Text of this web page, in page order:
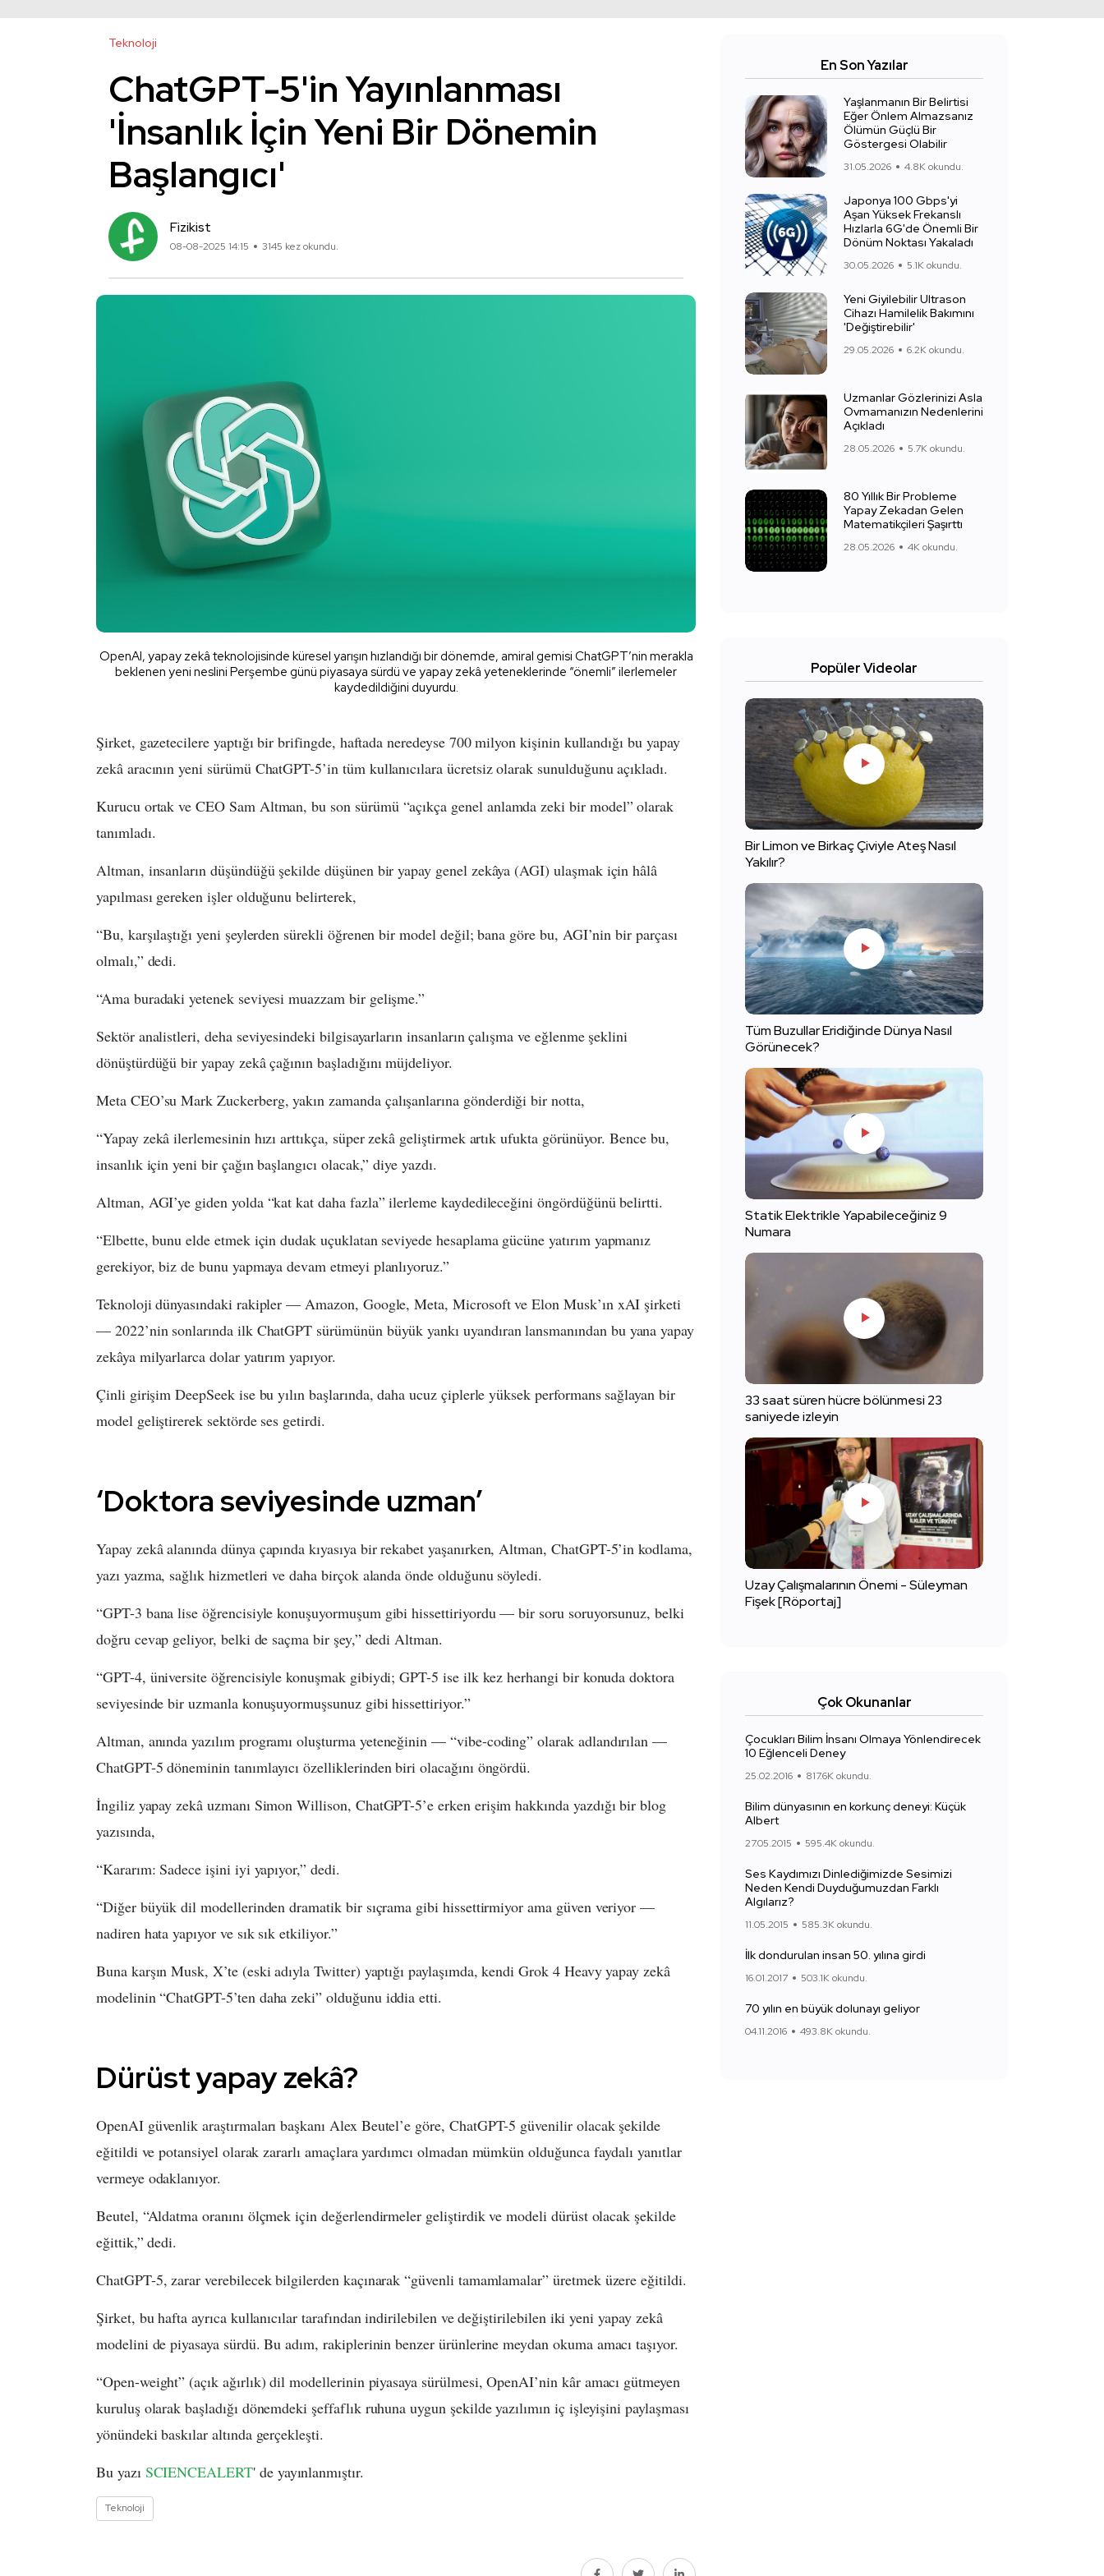
Teknoloji
ChatGPT-5'in Yayınlanması
'İnsanlık İçin Yeni Bir Dönemin
Başlangıcı'
Fizikist
08-08-2025 14:15 3145 kez okundu.
OpenAI, yapay zekâ teknolojisinde küresel yarışın hızlandığı bir dönemde, amiral gemisi ChatGPT’nin merakla
beklenen yeni neslini Perşembe günü piyasaya sürdü ve yapay zekâ yeteneklerinde “önemli” ilerlemeler
kaydedildiğini duyurdu.
Şirket, gazetecilere yaptığı bir brifingde, haftada neredeyse 700 milyon kişinin kullandığı bu yapay
zekâ aracının yeni sürümü ChatGPT-5’in tüm kullanıcılara ücretsiz olarak sunulduğunu açıkladı.
Kurucu ortak ve CEO Sam Altman, bu son sürümü “açıkça genel anlamda zeki bir model” olarak
tanımladı.
Altman, insanların düşündüğü şekilde düşünen bir yapay genel zekâya (AGI) ulaşmak için hâlâ
yapılması gereken işler olduğunu belirterek,
“Bu, karşılaştığı yeni şeylerden sürekli öğrenen bir model değil; bana göre bu, AGI’nin bir parçası
olmalı,” dedi.
“Ama buradaki yetenek seviyesi muazzam bir gelişme.”
Sektör analistleri, deha seviyesindeki bilgisayarların insanların çalışma ve eğlenme şeklini
dönüştürdüğü bir yapay zekâ çağının başladığını müjdeliyor.
Meta CEO’su Mark Zuckerberg, yakın zamanda çalışanlarına gönderdiği bir notta,
“Yapay zekâ ilerlemesinin hızı arttıkça, süper zekâ geliştirmek artık ufukta görünüyor. Bence bu,
insanlık için yeni bir çağın başlangıcı olacak,” diye yazdı.
Altman, AGI’ye giden yolda “kat kat daha fazla” ilerleme kaydedileceğini öngördüğünü belirtti.
“Elbette, bunu elde etmek için dudak uçuklatan seviyede hesaplama gücüne yatırım yapmanız
gerekiyor, biz de bunu yapmaya devam etmeyi planlıyoruz.”
Teknoloji dünyasındaki rakipler — Amazon, Google, Meta, Microsoft ve Elon Musk’ın xAI şirketi
— 2022’nin sonlarında ilk ChatGPT sürümünün büyük yankı uyandıran lansmanından bu yana yapay
zekâya milyarlarca dolar yatırım yapıyor.
Çinli girişim DeepSeek ise bu yılın başlarında, daha ucuz çiplerle yüksek performans sağlayan bir
model geliştirerek sektörde ses getirdi.
‘Doktora seviyesinde uzman’
Yapay zekâ alanında dünya çapında kıyasıya bir rekabet yaşanırken, Altman, ChatGPT-5’in kodlama,
yazı yazma, sağlık hizmetleri ve daha birçok alanda önde olduğunu söyledi.
“GPT-3 bana lise öğrencisiyle konuşuyormuşum gibi hissettiriyordu — bir soru soruyorsunuz, belki
doğru cevap geliyor, belki de saçma bir şey,” dedi Altman.
“GPT-4, üniversite öğrencisiyle konuşmak gibiydi; GPT-5 ise ilk kez herhangi bir konuda doktora
seviyesinde bir uzmanla konuşuyormuşsunuz gibi hissettiriyor.”
Altman, anında yazılım programı oluşturma yeteneğinin — “vibe-coding” olarak adlandırılan —
ChatGPT-5 döneminin tanımlayıcı özelliklerinden biri olacağını öngördü.
İngiliz yapay zekâ uzmanı Simon Willison, ChatGPT-5’e erken erişim hakkında yazdığı bir blog
yazısında,
“Kararım: Sadece işini iyi yapıyor,” dedi.
“Diğer büyük dil modellerinden dramatik bir sıçrama gibi hissettirmiyor ama güven veriyor —
nadiren hata yapıyor ve sık sık etkiliyor.”
Buna karşın Musk, X’te (eski adıyla Twitter) yaptığı paylaşımda, kendi Grok 4 Heavy yapay zekâ
modelinin “ChatGPT-5’ten daha zeki” olduğunu iddia etti.
Dürüst yapay zekâ?
OpenAI güvenlik araştırmaları başkanı Alex Beutel’e göre, ChatGPT-5 güvenilir olacak şekilde
eğitildi ve potansiyel olarak zararlı amaçlara yardımcı olmadan mümkün olduğunca faydalı yanıtlar
vermeye odaklanıyor.
Beutel, “Aldatma oranını ölçmek için değerlendirmeler geliştirdik ve modeli dürüst olacak şekilde
eğittik,” dedi.
ChatGPT-5, zarar verebilecek bilgilerden kaçınarak “güvenli tamamlamalar” üretmek üzere eğitildi.
Şirket, bu hafta ayrıca kullanıcılar tarafından indirilebilen ve değiştirilebilen iki yeni yapay zekâ
modelini de piyasaya sürdü. Bu adım, rakiplerinin benzer ürünlerine meydan okuma amacı taşıyor.
“Open-weight” (açık ağırlık) dil modellerinin piyasaya sürülmesi, OpenAI’nin kâr amacı gütmeyen
kuruluş olarak başladığı dönemdeki şeffaflık ruhuna uygun şekilde yazılımın iç işleyişini paylaşması
yönündeki baskılar altında gerçekleşti.
Bu yazı SCIENCEALERT' de yayınlanmıştır.
Teknoloji
En Son Yazılar
Yaşlanmanın Bir Belirtisi
Eğer Önlem Almazsanız
Ölümün Güçlü Bir
Göstergesi Olabilir
31.05.2026 4.8K okundu.
Japonya 100 Gbps'yi
Aşan Yüksek Frekanslı
Hızlarla 6G'de Önemli Bir
Dönüm Noktası Yakaladı
30.05.2026 5.1K okundu.
Yeni Giyilebilir Ultrason
Cihazı Hamilelik Bakımını
'Değiştirebilir'
29.05.2026 6.2K okundu.
Uzmanlar Gözlerinizi Asla
Ovmamanızın Nedenlerini
Açıkladı
28.05.2026 5.7K okundu.
80 Yıllık Bir Probleme
Yapay Zekadan Gelen
Matematikçileri Şaşırttı
28.05.2026 4K okundu.
Popüler Videolar
Bir Limon ve Birkaç Çiviyle Ateş Nasıl
Yakılır?
Tüm Buzullar Eridiğinde Dünya Nasıl
Görünecek?
Statik Elektrikle Yapabileceğiniz 9
Numara
33 saat süren hücre bölünmesi 23
saniyede izleyin
Uzay Çalışmalarının Önemi - Süleyman
Fişek [Röportaj]
Çok Okunanlar
Çocukları Bilim İnsanı Olmaya Yönlendirecek
10 Eğlenceli Deney
25.02.2016 817.6K okundu.
Bilim dünyasının en korkunç deneyi: Küçük
Albert
27.05.2015 595.4K okundu.
Ses Kaydımızı Dinlediğimizde Sesimizi
Neden Kendi Duyduğumuzdan Farklı
Algılarız?
11.05.2015 585.3K okundu.
İlk dondurulan insan 50. yılına girdi
16.01.2017 503.1K okundu.
70 yılın en büyük dolunayı geliyor
04.11.2016 493.8K okundu.